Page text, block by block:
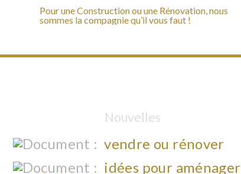
Pour une Construction ou une Rénovation, nous
sommes la compagnie qu’il vous faut !
Nouvelles
vendre ou rénover
idées pour aménager